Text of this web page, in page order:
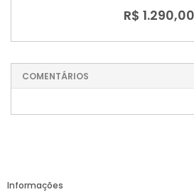
R$ 1.290,00
COMENTÁRIOS
Informações